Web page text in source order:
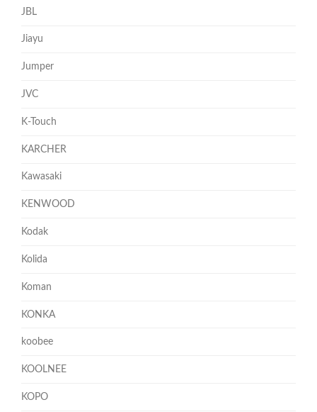
JBL
Jiayu
Jumper
JVC
K-Touch
KARCHER
Kawasaki
KENWOOD
Kodak
Kolida
Koman
KONKA
koobee
KOOLNEE
KOPO